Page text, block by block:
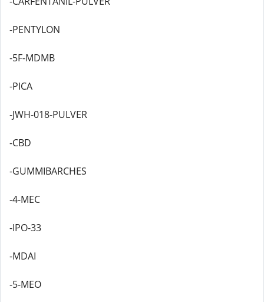
-PENTYLON
-5F-MDMB
-PICA
-JWH-018-PULVER
-CBD
-GUMMIBARCHES
-4-MEC
-IPO-33
-MDAI
-5-MEO